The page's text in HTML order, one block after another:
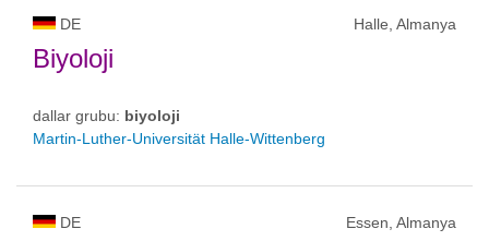
DE Halle, Almanya
Biyoloji
dallar grubu: biyoloji
Martin-Luther-Universität Halle-Wittenberg
DE Essen, Almanya